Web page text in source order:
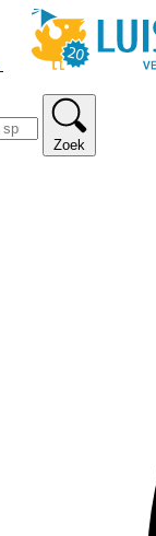
Zoek